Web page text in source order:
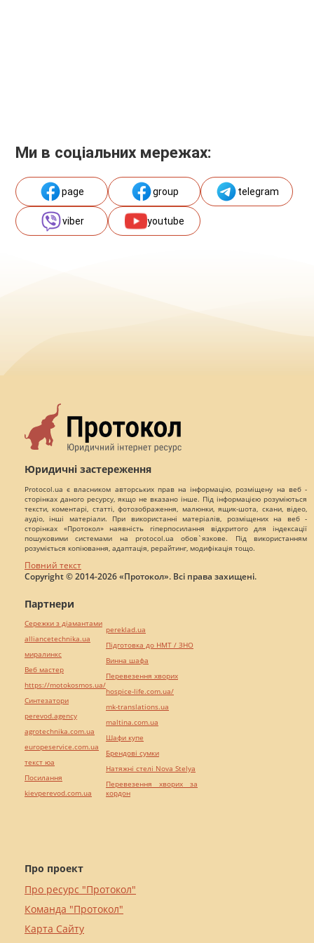
Ми в соціальних мережах:
page group telegram
viber youtube
Юридичні застереження
Protocol.ua є власником авторських прав на інформацію, розміщену на веб -
сторінках даного ресурсу, якщо не вказано інше. Під інформацією розуміються
тексти, коментарі, статті, фотозображення, малюнки, ящик-шота, скани, відео,
аудіо, інші матеріали. При використанні матеріалів, розміщених на веб -
сторінках «Протокол» наявність гіперпосилання відкритого для індексації
пошуковими системами на protocol.ua обов`язкове. Під використанням
розуміється копіювання, адаптація, рерайтинг, модифікація тощо.
Повний текст
Copyright © 2014-2026 «Протокол». Всі права захищені.
Про проект
Про ресурс "Протокол"
Команда "Протокол"
Карта Сайту
Партнери
Сережки з діамантами
alliancetechnika.ua
миралинкс
Веб мастер
https://motokosmos.ua/
Синтезатори
perevod.agency
agrotechnika.com.ua
europeservice.com.ua
текст юа
Посилання
kievperevod.com.ua
pereklad.ua
Підготовка до НМТ / ЗНО
Винна шафа
Перевезення хворих
hospice-life.com.ua/
mk-translations.ua
maltina.com.ua
Шафи купе
Брендові сумки
Натяжні стелі Nova Stelya
Перевезення хворих за
кордон